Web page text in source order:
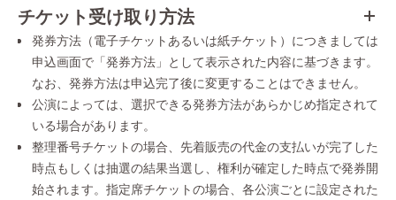
チケット受け取り方法
発券方法（電子チケットあるいは紙チケット）につきましては
申込画面で「発券方法」として表示された内容に基づきます。
なお、発券方法は申込完了後に変更することはできません。
公演によっては、選択できる発券方法があらかじめ指定されて
いる場合があります。
整理番号チケットの場合、先着販売の代金の支払いが完了した
時点もしくは抽選の結果当選し、権利が確定した時点で発券開
始されます。指定席チケットの場合、各公演ごとに設定された